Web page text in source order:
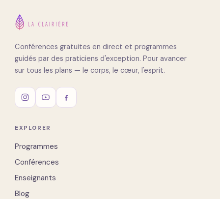
Conférences gratuites en direct et programmes
guidés par des praticiens d'exception. Pour avancer
sur tous les plans — le corps, le cœur, l'esprit.
EXPLORER
Programmes
Conférences
Enseignants
Blog